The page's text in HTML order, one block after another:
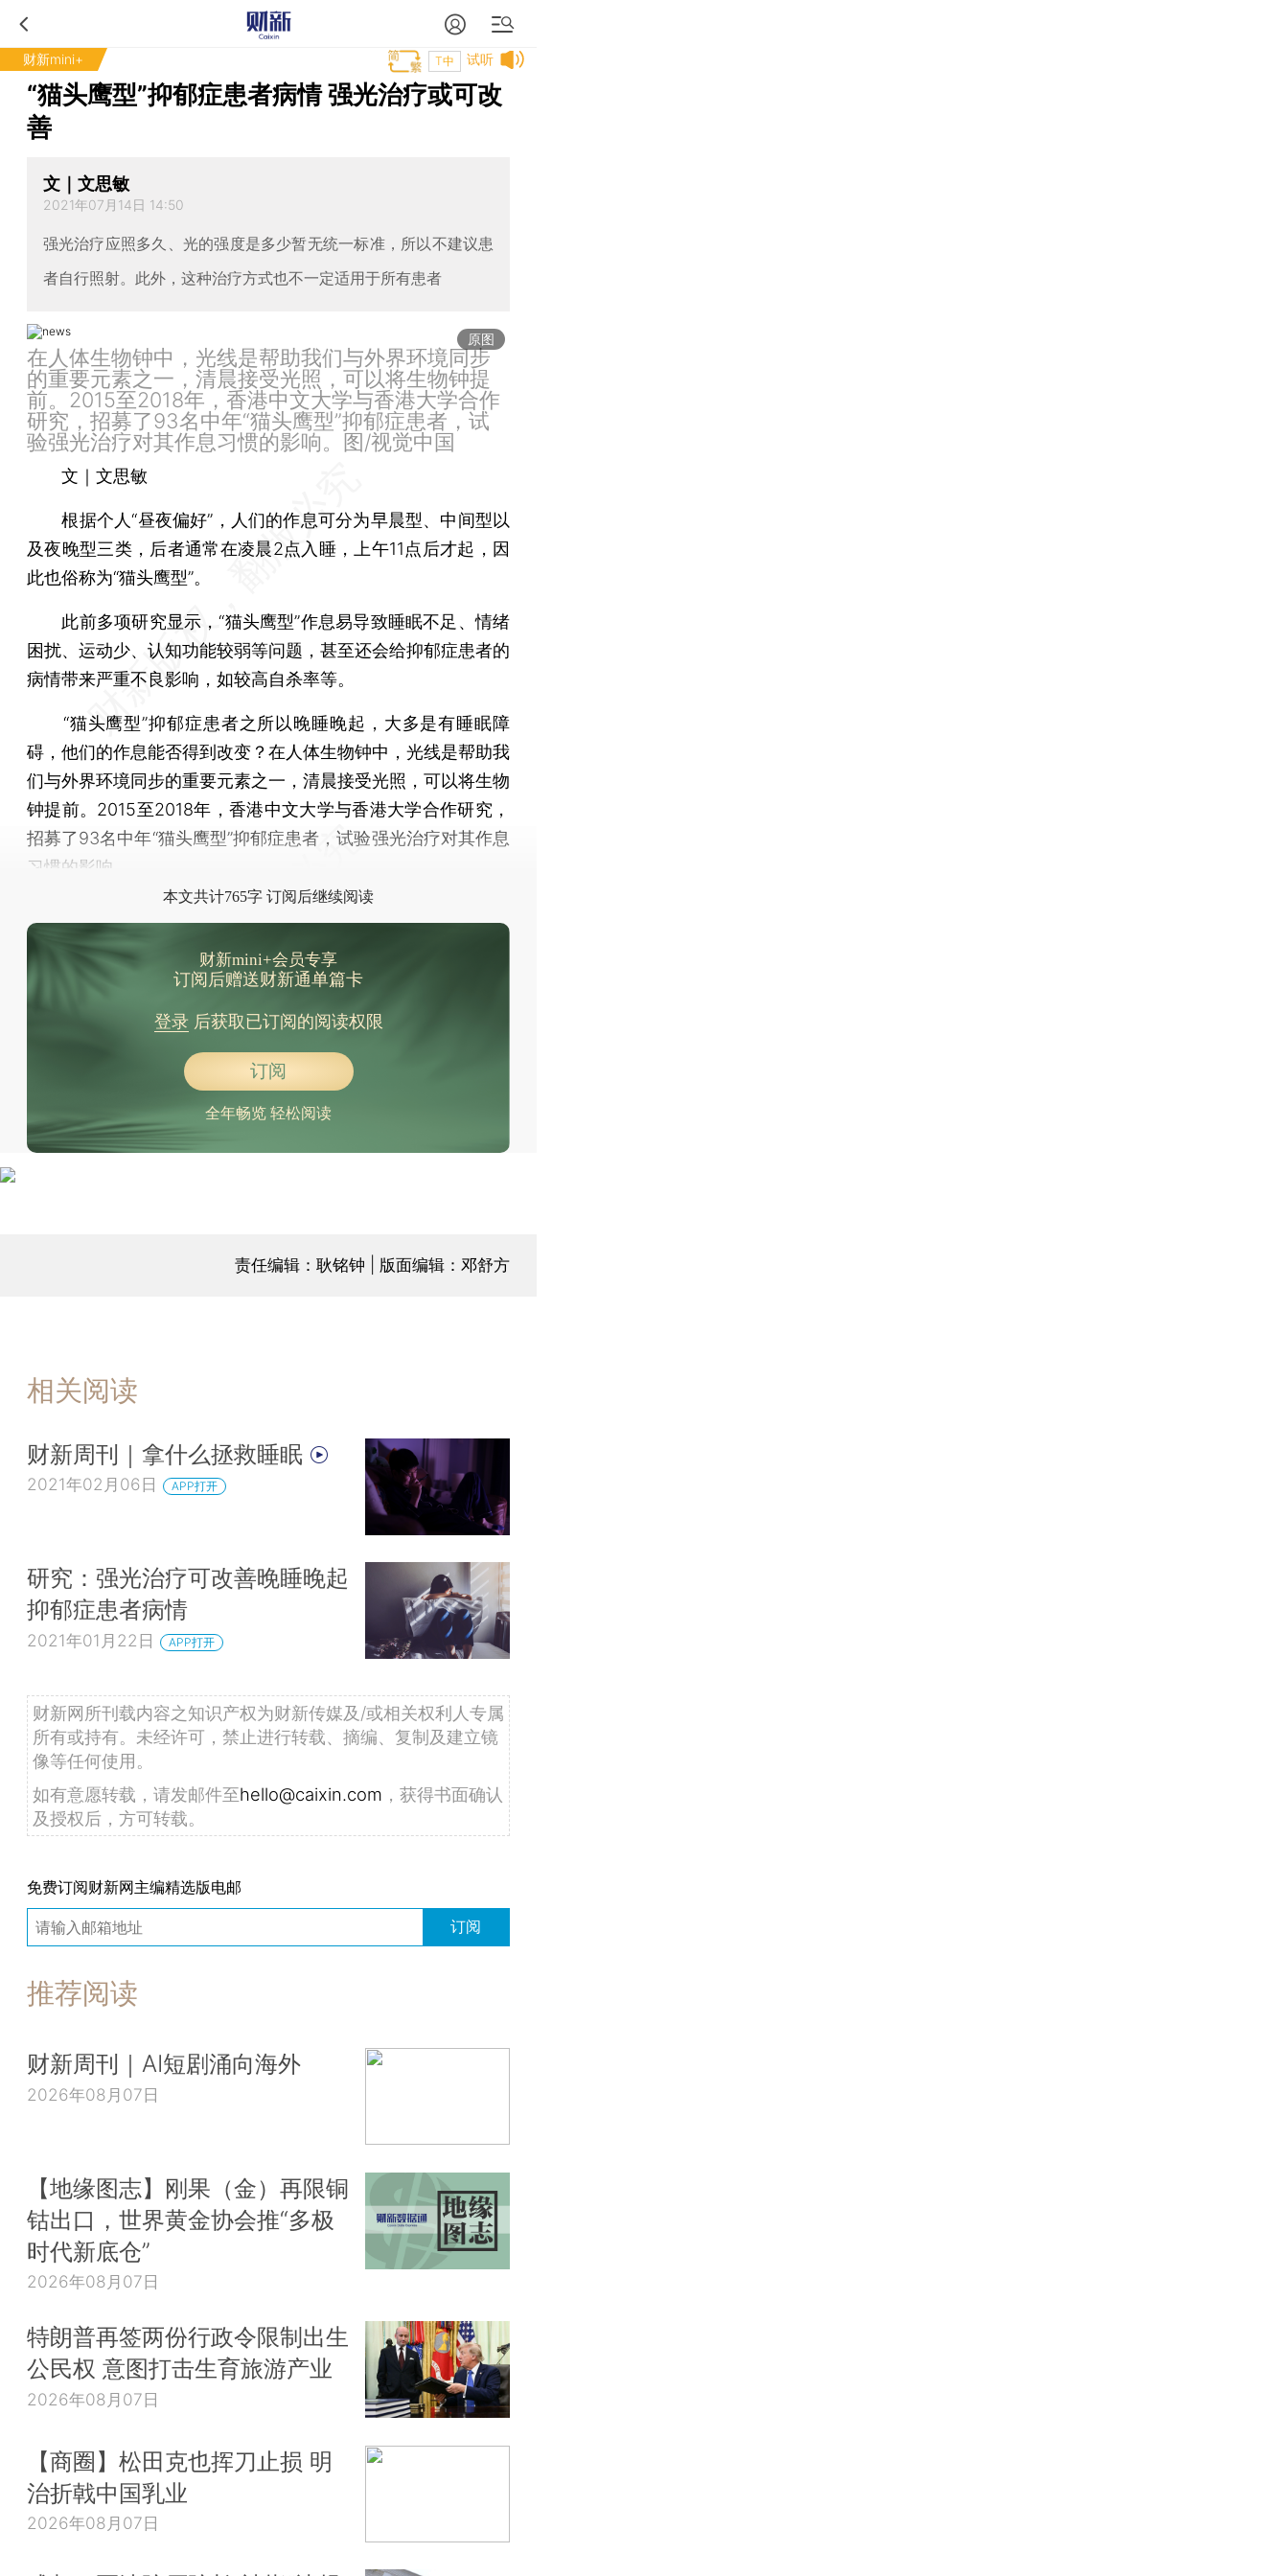
财新mini+ 试听
T中
“猫头鹰型”抑郁症患者病情 强光治疗或可改
善
文｜文思敏
2021年07月14日 14:50
强光治疗应照多久、光的强度是多少暂无统一标准，所以不建议患
者自行照射。此外，这种治疗方式也不一定适用于所有患者
原图
在人体生物钟中，光线是帮助我们与外界环境同步
的重要元素之一，清晨接受光照，可以将生物钟提
前。2015至2018年，香港中文大学与香港大学合作
研究，招募了93名中年“猫头鹰型”抑郁症患者，试
验强光治疗对其作息习惯的影响。图/视觉中国
文｜文思敏
根据个人“昼夜偏好”，人们的作息可分为早晨型、中间型以
及夜晚型三类，后者通常在凌晨2点入睡，上午11点后才起，因
此也俗称为“猫头鹰型”。
此前多项研究显示，“猫头鹰型”作息易导致睡眠不足、情绪
困扰、运动少、认知功能较弱等问题，甚至还会给抑郁症患者的
病情带来严重不良影响，如较高自杀率等。
“猫头鹰型”抑郁症患者之所以晚睡晚起，大多是有睡眠障
碍，他们的作息能否得到改变？在人体生物钟中，光线是帮助我
们与外界环境同步的重要元素之一，清晨接受光照，可以将生物
钟提前。2015至2018年，香港中文大学与香港大学合作研究，
招募了93名中年“猫头鹰型”抑郁症患者，试验强光治疗对其作息
习惯的影响。
本文共计765字 订阅后继续阅读
财新mini+会员专享
订阅后赠送财新通单篇卡
登录后获取已订阅的阅读权限
订阅
全年畅览 轻松阅读
责任编辑：耿铭钟 | 版面编辑：邓舒方
相关阅读
财新周刊｜拿什么拯救睡眠
2021年02月06日 APP打开
研究：强光治疗可改善晚睡晚起
抑郁症患者病情
2021年01月22日 APP打开
财新网所刊载内容之知识产权为财新传媒及/或相关权利人专属
所有或持有。未经许可，禁止进行转载、摘编、复制及建立镜
像等任何使用。
如有意愿转载，请发邮件至hello@caixin.com ，获得书面确认
及授权后，方可转载。
免费订阅财新网主编精选版电邮
订阅
推荐阅读
财新周刊｜AI短剧涌向海外
2026年08月07日
【地缘图志】刚果（金）再限铜
钴出口，世界黄金协会推“多极
时代新底仓”
2026年08月07日
特朗普再签两份行政令限制出生
公民权 意图打击生育旅游产业
2026年08月07日
【商圈】松田克也挥刀止损 明
治折戟中国乳业
2026年08月07日